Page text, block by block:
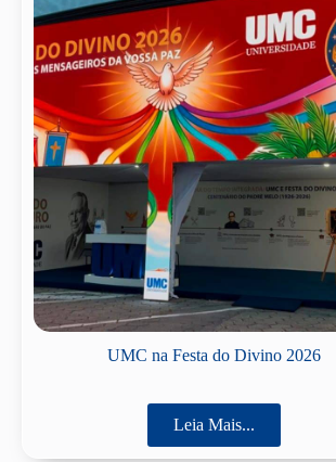
UMC na Festa do Divino 2026
Leia Mais...